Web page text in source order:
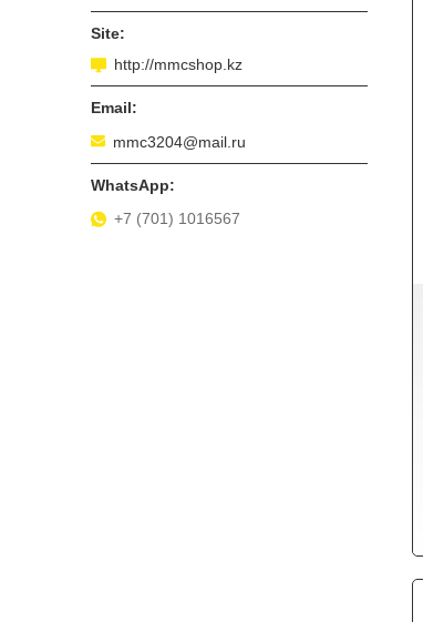
http://mmcshop.kz
mmc3204@mail.ru
+7 (701) 1016567